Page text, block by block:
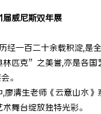
威尼斯双年展
经一百二十余载积淀,是
匹克”之美誉,亦是各
。
清生老师《云意山水
舞台绽放独特光彩。